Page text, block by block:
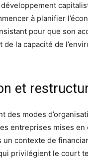
à planifier
pour que son
la capacité de
et
des modes
entreprises mises
contexte de
privilégient le court